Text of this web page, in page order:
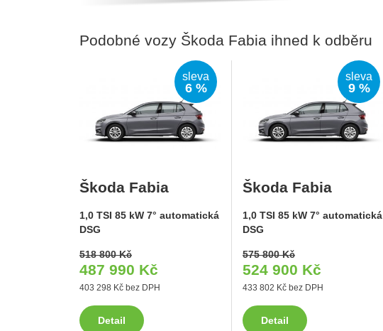
Podobné vozy Škoda Fabia ihned k odběru
sleva
6 %
Škoda Fabia
1,0 TSI 85 kW 7° automatická
DSG
518 800 Kč
487 990 Kč
403 298 Kč bez DPH
Detail
sleva
9 %
Škoda Fabia
1,0 TSI 85 kW 7° automatická
DSG
575 800 Kč
524 900 Kč
433 802 Kč bez DPH
Detail